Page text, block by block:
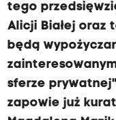
tego
Alicji Białej oraz
będą
sferze
zapowie już